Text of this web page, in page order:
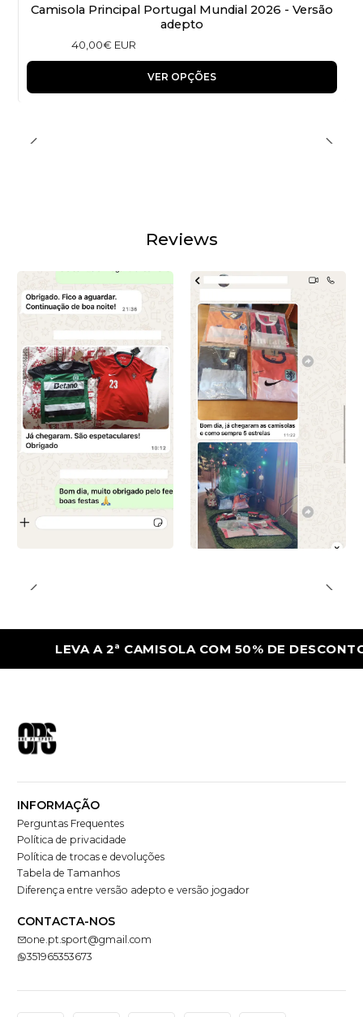
Camisola Principal Portugal Mundial 2026 - Versão
adepto
40,00€ EUR
VER OPÇÕES
Reviews
LEVA A 2ª CAMISOLA COM 50% DE DESCONTO
INFORMAÇÃO
Perguntas Frequentes
Política de privacidade
Política de trocas e devoluções
Tabela de Tamanhos
Diferença entre versão adepto e versão jogador
CONTACTA-NOS
one.pt.sport@gmail.com
351965353673